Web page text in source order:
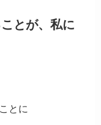
とが、 私に
とに